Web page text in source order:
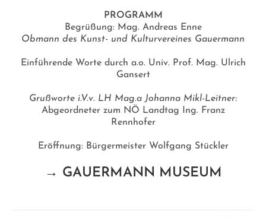
PROGRAMM
Begrüßung: Mag. Andreas Enne
Obmann des Kunst- und Kulturvereines Gauermann
Einführende Worte durch a.o. Univ. Prof. Mag. Ulrich
Gansert
Grußworte i.V.v. LH Mag.a Johanna Mikl-Leitner:
Abgeordneter zum NÖ Landtag Ing. Franz
Rennhofer
Eröffnung: Bürgermeister Wolfgang Stückler
→ GAUERMANN MUSEUM